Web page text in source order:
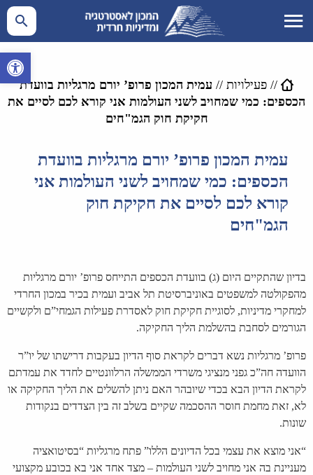
פתח
// פעילויות // עמית המכון פרופ’ יורם מרגליות בוועדת
הכספים: כמי שמחויב לשני העולמות אני קורא לכם לסיים את
חקיקת חוק הגמ"חים
עמית המכון פרופ’ יורם מרגליות בוועדת
הכספים: כמי שמחויב לשני העולמות אני
קורא לכם לסיים את חקיקת חוק
הגמ"חים
בדיון שהתקיים היום (ג) בוועדת הכספים התייחס פרופ’ יורם מרגליות
מהפקולטה למשפטים באוניברסיטת תל אביב ועמית בכיר במכון החרדי
למחקרי מדיניות, לסוגיית חקיקת חוק לאסדרת פעילות הגמחי”ם ולקשיים
הגורמים לסחבת בהשלמת הליך החקיקה.
פרופ’ מרגליות נשא דברים לקראת סוף הדיון בעקבות דרישתו של יו”ר
הוועדה חה”כ גפני מנציגי משרדי הממשלה הרלוונטיים לחדד את עמדתם
לקראת הדיון הבא בכדי שיובהר האם ניתן להשלים את הליך החקיקה או
לא, זאת מחמת חוסר ההסכמה שקיים בשלב זה בין הצדדים בנקודות
שונות.
“אני מוצא את עצמי בכל הדיונים הללו” פתח מרגליות “בסיטואציה
מעניינת בה אני מחויב לשני העולמות – מצד אחד אני בא בכובע מקצועי